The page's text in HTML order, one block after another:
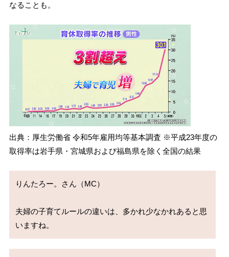
なることも。
出典：厚生労働省 令和5年雇用均等基本調査 ※平成23年度の
取得率は岩手県・宮城県および福島県を除く全国の結果
りんたろー。さん（MC）
夫婦の子育てルールの違いは、多かれ少なかれあると思